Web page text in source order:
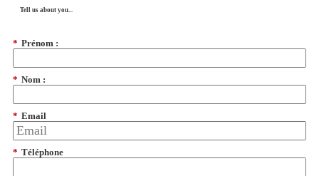
Tell us about you...
* Prénom :
* Nom :
* Email
* Téléphone